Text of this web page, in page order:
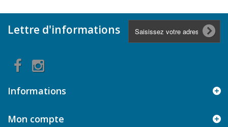
Lettre d'informations
Informations
Mon compte